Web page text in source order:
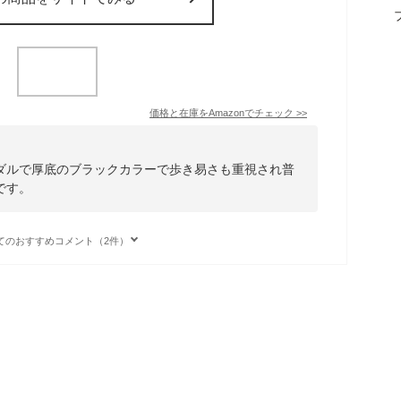
価格と在庫をAmazonでチェック >>
で厚底のブラックカラーで歩き易さも重視され普
。
のおすすめコメント（2件）